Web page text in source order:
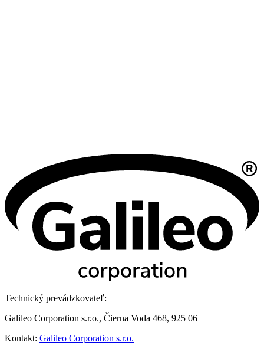
Technický prevádzkovateľ:
Galileo Corporation s.r.o., Čierna Voda 468, 925 06
Kontakt: Galileo Corporation s.r.o.